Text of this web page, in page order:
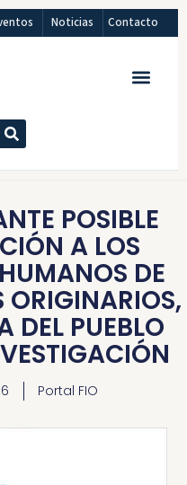
Noticias Contacto
POSIBLE
A LOS
DE
ORIGINARIOS,
DEL PUEBLO
Portal FIO